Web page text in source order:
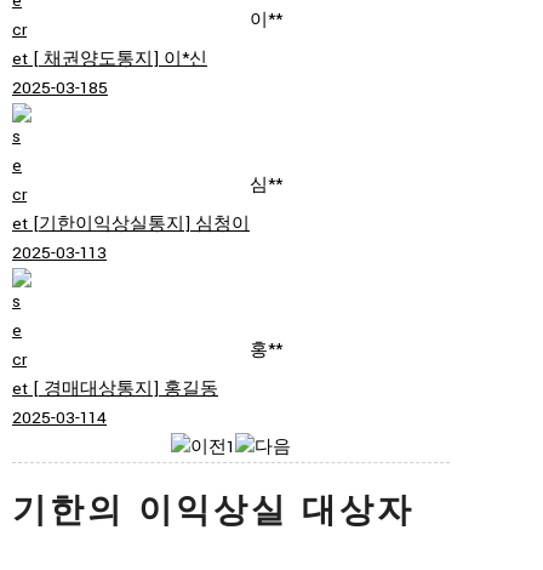
[ 채권양도통지] 이*신
2025-03-185
이**
[기한이익상실통지] 심청이
2025-03-11 3
심**
[ 경매대상통지] 홍길동
2025-03-114
홍**
1
기한의 이익상실 대상자